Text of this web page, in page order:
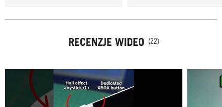
eGPU. ... For those who
choice.
RECENZJE WIDEO (22)